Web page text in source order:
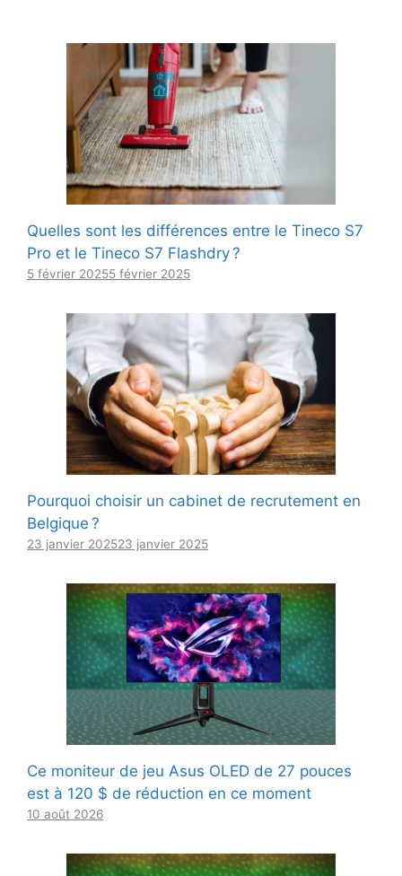
Quelles sont les différences entre le Tineco S7
Pro et le Tineco S7 Flashdry ?
5 février 20255 février 2025
Pourquoi choisir un cabinet de recrutement en
Belgique ?
23 janvier 202523 janvier 2025
Ce moniteur de jeu Asus OLED de 27 pouces
est à 120 $ de réduction en ce moment
10 août 2026